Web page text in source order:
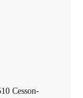
Cesson-